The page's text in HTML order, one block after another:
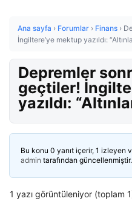
Ana sayfa › Forumlar › Finans ›
İngiltere’ye mektup yazıldı:
Depremler
geçtiler!
yazıldı:
Bu konu 0 yanıt içerir, 1 izleyen
admin tarafından güncellenmiştir.
1 yazı görüntüleniyor (toplam